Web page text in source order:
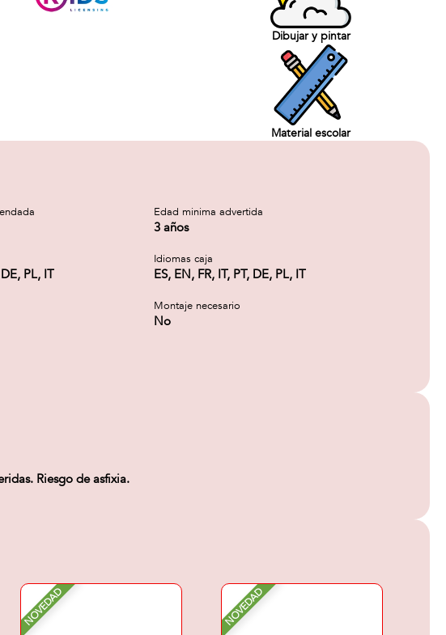
Dibujar y pintar
Material escolar
Edad minima advertida
3 años
PL, IT
Idiomas caja
ES, EN, FR, IT, PT, DE, PL, IT
Montaje necesario
No
Riesgo de asfixia.
NOVEDAD NOVEDAD